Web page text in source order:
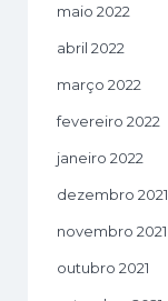
maio 2022
abril 2022
março 2022
fevereiro 2022
janeiro 2022
dezembro 2021
novembro 2021
outubro 2021